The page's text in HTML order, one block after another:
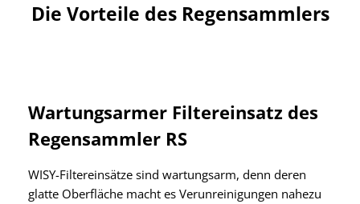
Die Vorteile des Regensammlers
Wartungsarmer Filtereinsatz des
Regensammler RS
WISY-Filtereinsätze sind wartungsarm, denn deren
glatte Oberfläche macht es Verunreinigungen nahezu